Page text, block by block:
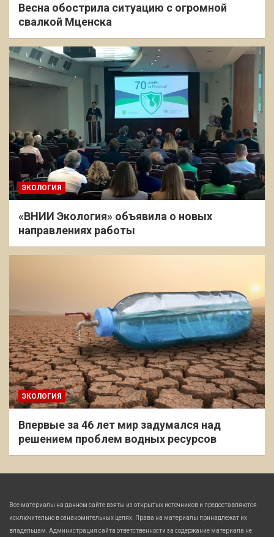
Весна обострила ситуацию с огромной
свалкой Мценска
ЭКОЛОГИЯ
«ВНИИ Экология» объявила о новых
направлениях работы
ЭКОЛОГИЯ
Впервые за 46 лет мир задумался над
решением проблем водных ресурсов
Все материалы на данном сайте взяты из открытых источников и предоставляются
исключительно в ознакомительных целях. Права на материалы принадлежат их
владельцам. Администрация сайта ответственности за содержание материала не